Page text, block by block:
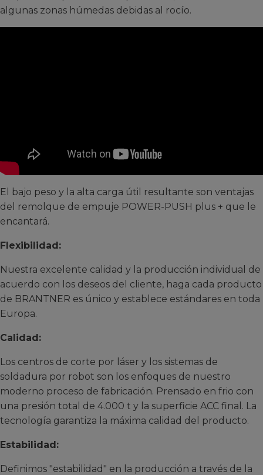
algunas zonas húmedas debidas al rocío.
El bajo peso y la alta carga útil resultante son ventajas
del remolque de empuje POWER-PUSH plus + que le
encantará.
Flexibilidad:
Nuestra excelente calidad y la producción individual de
acuerdo con los deseos del cliente, haga cada producto
de BRANTNER es único y establece estándares en toda
Europa.
Calidad:
Los centros de corte por láser y los sistemas de
soldadura por robot son los enfoques de nuestro
moderno proceso de fabricación. Prensado en frio con
una presión total de 4.000 t y la superficie ACC final. La
tecnología garantiza la máxima calidad del producto.
Estabilidad:
Definimos "estabilidad" en la producción a través de la